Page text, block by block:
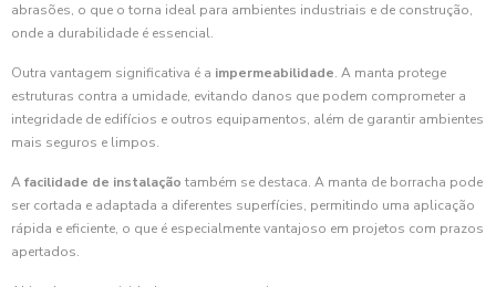
abrasões, o que o torna ideal para ambientes industriais e de construção,
onde a durabilidade é essencial.
Outra vantagem significativa é a impermeabilidade. A manta protege
estruturas contra a umidade, evitando danos que podem comprometer a
integridade de edifícios e outros equipamentos, além de garantir ambientes
mais seguros e limpos.
Afacilidade de instalação também se destaca. A manta de borracha pode
ser cortada e adaptada a diferentes superfícies, permitindo uma aplicação
rápida e eficiente, o que é especialmente vantajoso em projetos com prazos
apertados.